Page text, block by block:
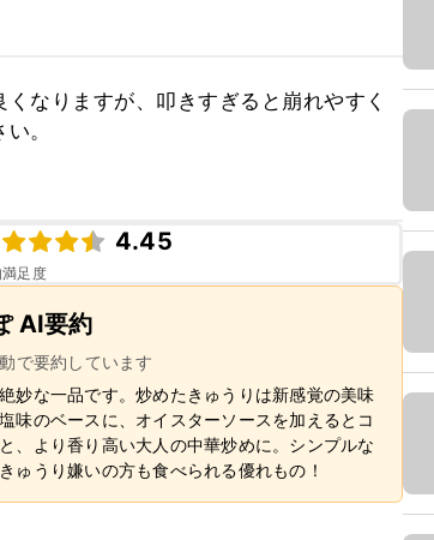
なりますが、叩きすぎると崩れやすく
。
4.45
足度
AI要約
で要約しています
妙な一品です。炒めたきゅうりは新感覚の美味
味のベースに、オイスターソースを加えるとコ
、より香り高い大人の中華炒めに。シンプルな
ゅうり嫌いの方も食べられる優れもの！